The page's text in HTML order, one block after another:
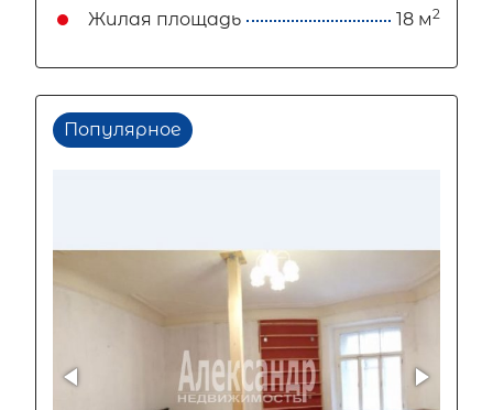
Жилая площадь 18 м2
Популярное